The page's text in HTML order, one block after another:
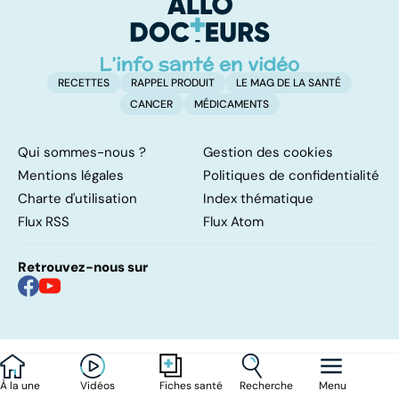
À la une Vidéos Fiches santé Recherche Menu
RECETTES RAPPEL PRODUIT
LE MAG DE LA SANTÉ
CANCER
MÉDICAMENTS
Qui sommes-nous ?
Gestion des cookies
Mentions légales
Politiques de confidentialité
Charte d'utilisation
Index thématique
Flux RSS
Flux Atom
Retrouvez-nous sur